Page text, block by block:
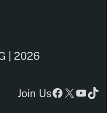
| 2026
Join UsFacebook
X